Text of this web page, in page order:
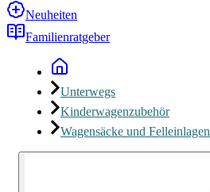
Neuheiten
Familienratgeber
Unterwegs
Kinderwagenzubehör
Wagensäcke und Felleinlagen